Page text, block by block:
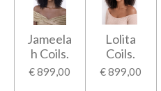
Jameela
h Coils.
€ 899,00
Lolita
Coils.
€ 899,00